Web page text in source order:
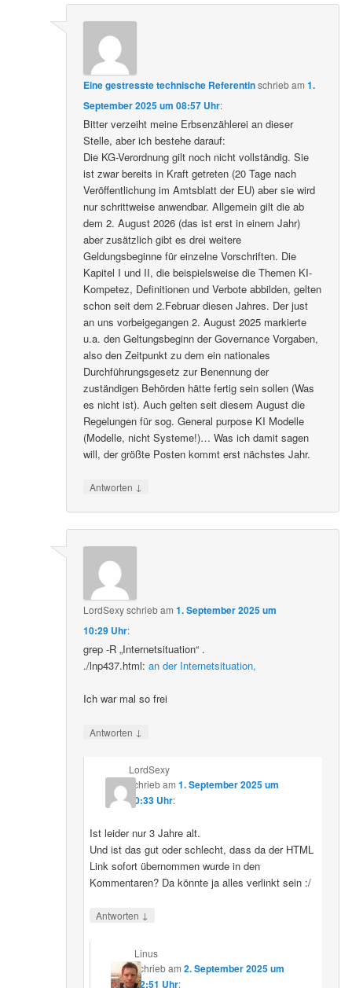
Eine gestresste technische Referentinschriebam1.
September 2025 um 08:57 Uhr:
Bitter verzeiht meine Erbsenzählerei an dieser
Stelle, aber ich bestehe darauf:
Die KG-Verordnung gilt noch nicht vollständig. Sie
ist zwar bereits in Kraft getreten (20 Tage nach
Veröffentlichung im Amtsblatt der EU) aber sie wird
nur schrittweise anwendbar. Allgemein gilt die ab
dem 2. August 2026 (das ist erst in einem Jahr)
aber zusätzlich gibt es drei weitere
Geldungsbeginne für einzelne Vorschriften. Die
Kapitel I und II, die beispielsweise die Themen KI-
Kompetez, Definitionen und Verbote abbilden, gelten
schon seit dem 2.Februar diesen Jahres. Der just
an uns vorbeigegangen 2. August 2025 markierte
u.a. den Geltungsbeginn der Governance Vorgaben,
also den Zeitpunkt zu dem ein nationales
Durchführungsgesetz zur Benennung der
zuständigen Behörden hätte fertig sein sollen (Was
es nicht ist). Auch gelten seit diesem August die
Regelungen für sog. General purpose KI Modelle
(Modelle, nicht Systeme!)… Was ich damit sagen
will, der größte Posten kommt erst nächstes Jahr.
Antworten ↓
LordSexyschriebam1. September 2025 um
10:29 Uhr:
grep -R „Internetsituation“ .
./lnp437.html:an der Internetsituation,
Ich war mal so frei
Antworten ↓
LordSexy
schriebam 1. September 2025 um
10:33 Uhr:
Ist leider nur 3 Jahre alt.
Und ist das gut oder schlecht, dass da der HTML
Link sofort übernommen wurde in den
Kommentaren? Da könnte ja alles verlinkt sein :/
Antworten ↓
Linus
schriebam2. September 2025 um
12:51 Uhr: